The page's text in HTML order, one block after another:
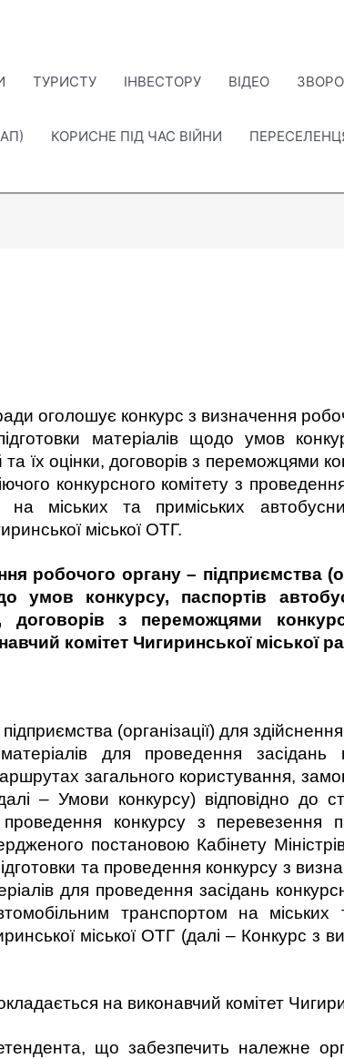
ТУРИСТУ ІНВЕСТОРУ ВІДЕО
КОРИСНЕ ПІД ЧАС ВІЙНИ
оголошує конкурс з визначення
матеріалів щодо умов
їх оцінки, договорів з переможцями
конкурсного комітету з
на міських та приміських
міської ОТГ.
робочого органу – підприємства
умов конкурсу, паспортів
договорів з переможцями
комітет Чигиринської міської
(організації) для
для проведення засідань
загального користування,
– Умови конкурсу) відповідно до
конкурсу з перевезення
постановою Кабінету
та проведення конкурсу з
для проведення засідань
транспортом на міських
міської ОТГ (далі – Конкурс з
на виконавчий комітет
що забезпечить належне